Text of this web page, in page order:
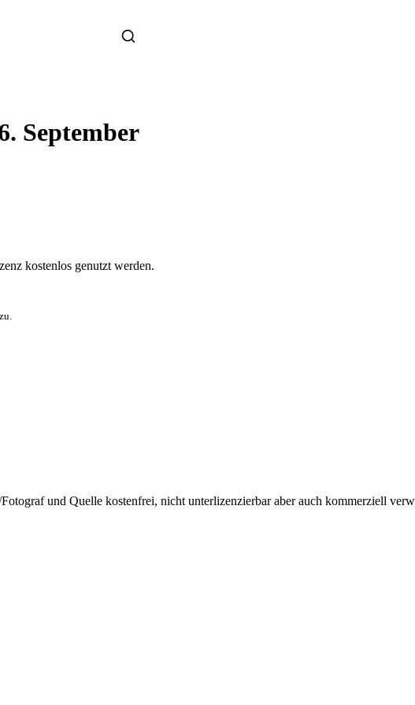
September
kostenlos genutzt werden.
zu.
und Quelle kostenfrei, nicht unterlizenzierbar aber auch kommerziell